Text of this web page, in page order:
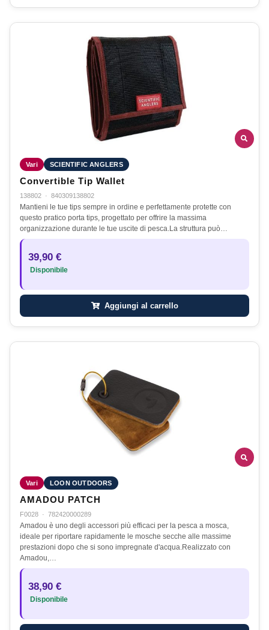
Vari SCIENTIFIC ANGLERS
Convertible Tip Wallet
138802 · 840309138802
Mantieni le tue tips sempre in ordine e perfettamente protette con
questo pratico porta tips, progettato per offrire la massima
organizzazione durante le tue uscite di pesca.La struttura può…
39,90 €
Disponibile
Aggiungi al carrello
Vari LOON OUTDOORS
AMADOU PATCH
F0028 · 782420000289
Amadou è uno degli accessori più efficaci per la pesca a mosca,
ideale per riportare rapidamente le mosche secche alle massime
prestazioni dopo che si sono impregnate d'acqua.Realizzato con
Amadou,…
38,90 €
Disponibile